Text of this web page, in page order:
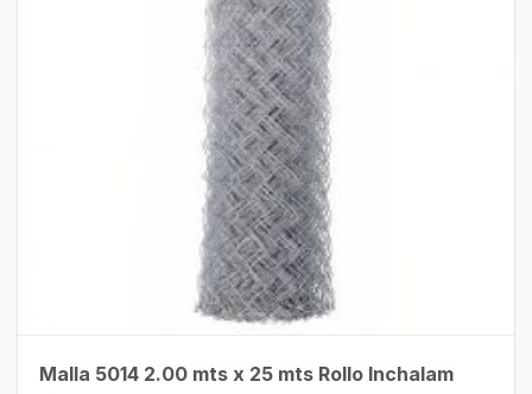
Malla 5014 2.00 mts x 25 mts Rollo Inchalam